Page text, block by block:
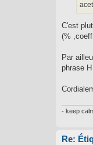
C'est
(%
Par
phrase
- keep
Re: